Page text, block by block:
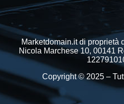
Marketdomain.it di proprietà
Nicola Marchese 10, 00141
Copyright © 2025 –